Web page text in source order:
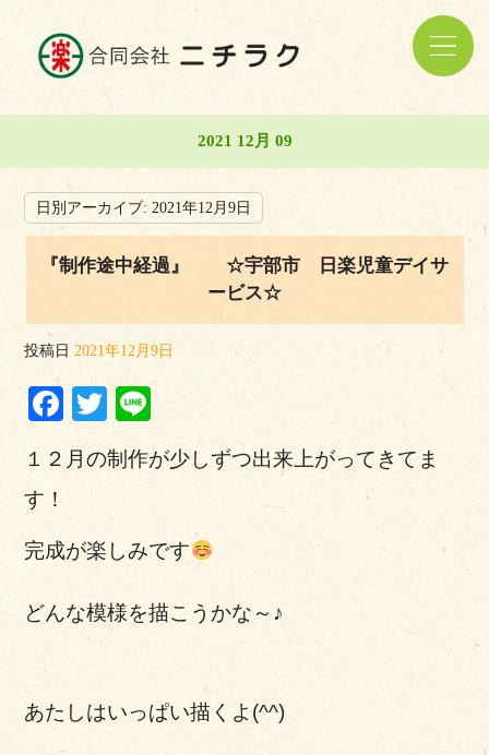
2021 12月 09
日別アーカイブ:2021年12月9日
『制作途中経過』 ☆宇部市 日楽児童デイサ
ービス☆
投稿日 2021年12月9日
Facebook
Twitter
１２月の制作が少しずつ出来上がってきてま
す！
完成が楽しみです
どんな模様を描こうかな～♪
あたしはいっぱい描くよ(^^)